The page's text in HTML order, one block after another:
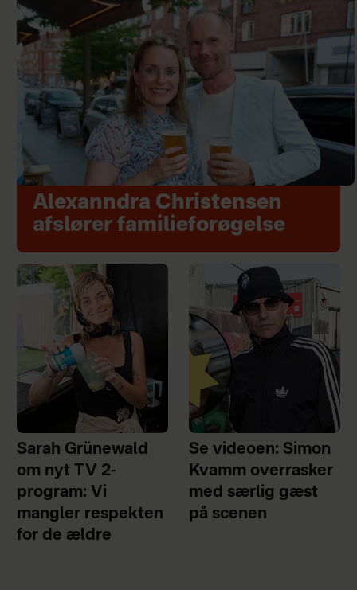
Alexanndra Christensen
afslører familieforøgelse
Sarah Grünewald
om nyt TV 2-
program: Vi
mangler respekten
for de ældre
Se videoen: Simon
Kvamm overrasker
med særlig gæst
på scenen